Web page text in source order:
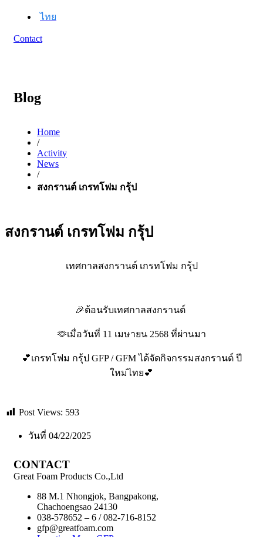
ไทย
Contact
Blog
Home
/
Activity
News
/
สงกรานต์ เกรทโฟม กรุ้ป
สงกรานต์ เกรทโฟม กรุ้ป
เทศกาลสงกรานต์ เกรทโฟม กรุ้ป
🎉ต้อนรับเทศกาลสงกรานต์
🫶เมื่อวันที่ 11 เมษายน 2568 ที่ผ่านมา
💕เกรทโฟม กรุ้ป GFP / GFM ได้จัดกิจกรรมสงกรานต์ ปี
ใหม่ไทย💕
Post Views: 593
วันที่ 04/22/2025
CONTACT
Great Foam Products Co.,Ltd
88 M.1 Nhongjok, Bangpakong,
Chachoengsao 24130
038-578652 – 6 / 082-716-8152
gfp@greatfoam.com